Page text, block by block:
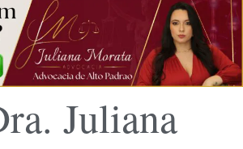
Juliana